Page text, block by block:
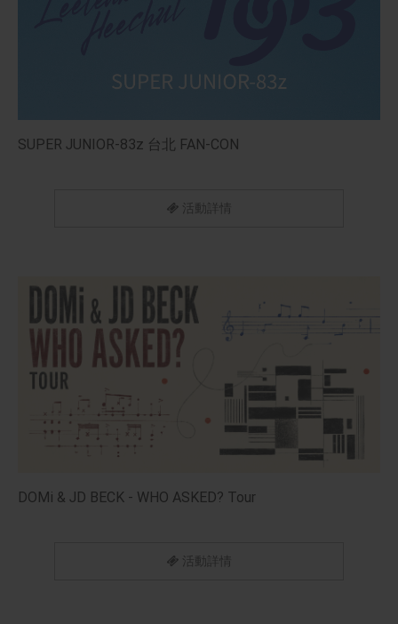
SUPER JUNIOR-83z 台北 FAN-CON
活動詳情
DOMi & JD BECK - WHO ASKED? Tour
活動詳情